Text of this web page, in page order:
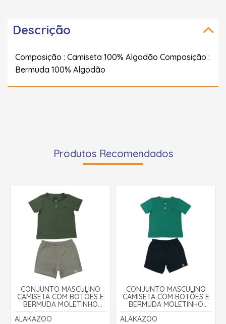
Descrição
Composição : Camiseta 100% Algodão Composição :
Bermuda 100% Algodão
Produtos Recomendados
CONJUNTO MASCULINO
CAMISETA COM BOTÕES E
BERMUDA MOLETINHO
A0541 - ALAKAZOO
ALAKAZOO
CONJUNTO MASCULINO
CAMISETA COM BOTÕES E
BERMUDA MOLETINHO
A5000 - ALAKAZOO
ALAKAZOO